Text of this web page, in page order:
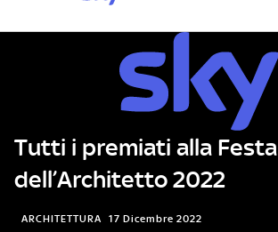
Tutti i premiati alla Festa
dell’Architetto 2022
ARCHITETTURA 17 Dicembre 2022